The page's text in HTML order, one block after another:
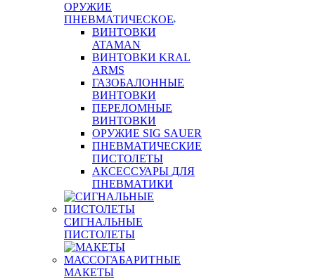
ОРУЖИЕ
ПНЕВМАТИЧЕСКОЕ
ВИНТОВКИ
ATAMAN
ВИНТОВКИ KRAL
ARMS
ГАЗОБАЛОННЫЕ
ВИНТОВКИ
ПЕРЕЛОМНЫЕ
ВИНТОВКИ
ОРУЖИЕ SIG SAUER
ПНЕВМАТИЧЕСКИЕ
ПИСТОЛЕТЫ
АКСЕССУАРЫ ДЛЯ
ПНЕВМАТИКИ
СИГНАЛЬНЫЕ
ПИСТОЛЕТЫ
МАКЕТЫ